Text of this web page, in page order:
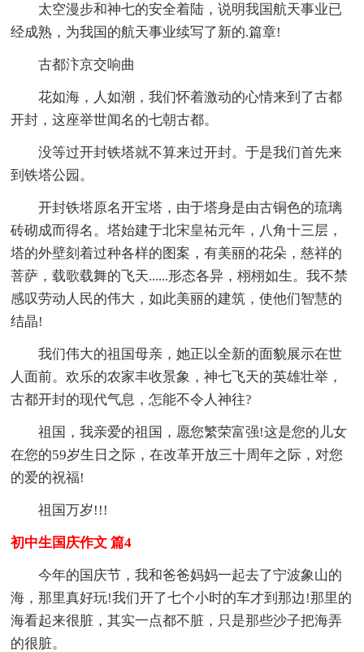
太空漫步和神七的安全着陆，说明我国航天事业已
经成熟，为我国的航天事业续写了新的.篇章!
古都汴京交响曲
花如海，人如潮，我们怀着激动的心情来到了古都
开封，这座举世闻名的七朝古都。
没等过开封铁塔就不算来过开封。于是我们首先来
到铁塔公园。
开封铁塔原名开宝塔，由于塔身是由古铜色的琉璃
砖砌成而得名。塔始建于北宋皇祐元年，八角十三层，
塔的外壁刻着过种各样的图案，有美丽的花朵，慈祥的
菩萨，载歌载舞的飞天......形态各异，栩栩如生。我不禁
感叹劳动人民的伟大，如此美丽的建筑，使他们智慧的
结晶!
我们伟大的祖国母亲，她正以全新的面貌展示在世
人面前。欢乐的农家丰收景象，神七飞天的英雄壮举，
古都开封的现代气息，怎能不令人神往?
祖国，我亲爱的祖国，愿您繁荣富强!这是您的儿女
在您的59岁生日之际，在改革开放三十周年之际，对您
的爱的祝福!
祖国万岁!!!
初中生国庆作文 篇4
今年的国庆节，我和爸爸妈妈一起去了宁波象山的
海，那里真好玩!我们开了七个小时的车才到那边!那里的
海看起来很脏，其实一点都不脏，只是那些沙子把海弄
的很脏。